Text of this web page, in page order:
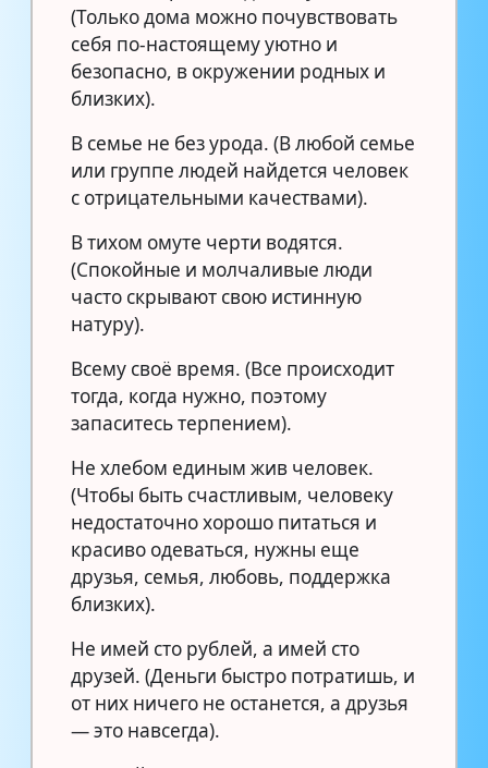
(Только дома можно почувствовать
себя по-настоящему уютно и
безопасно, в окружении родных и
близких).
В семье не без урода. (В любой семье
или группе людей найдется человек
с отрицательными качествами).
В тихом омуте черти водятся.
(Спокойные и молчаливые люди
часто скрывают свою истинную
натуру).
Всему своё время. (Все происходит
тогда, когда нужно, поэтому
запаситесь терпением).
Не хлебом единым жив человек.
(Чтобы быть счастливым, человеку
недостаточно хорошо питаться и
красиво одеваться, нужны еще
друзья, семья, любовь, поддержка
близких).
Не имей сто рублей, а имей сто
друзей. (Деньги быстро потратишь, и
от них ничего не останется, а друзья
— это навсегда).